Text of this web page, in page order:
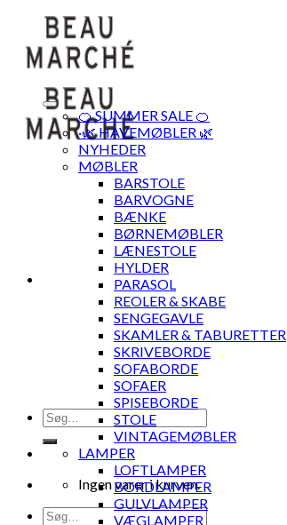
content
Søg
efter:
Ingen varer i kurven.
Søg
🍊 SUMMER SALE 🍊
·🌿 HAVEMØBLER 🌿
NYHEDER
MØBLER
BARSTOLE
BARVOGNE
BÆNKE
BØRNEMØBLER
LÆNESTOLE
HYLDER
PARASOL
REOLER & SKABE
SENGEGAVLE
SKAMLER & TABURETTER
SKRIVEBORDE
SOFABORDE
SOFAER
SPISEBORDE
STOLE
VINTAGEMØBLER
LAMPER
LOFTLAMPER
BORDLAMPER
GULVLAMPER
VÆGLAMPER